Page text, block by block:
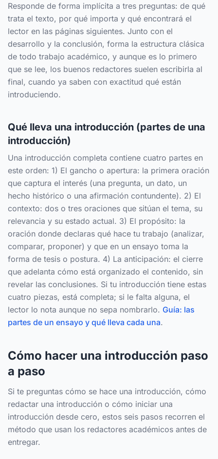
Responde de forma implícita a tres preguntas: de qué
trata el texto, por qué importa y qué encontrará el
lector en las páginas siguientes. Junto con el
desarrollo y la conclusión, forma la estructura clásica
de todo trabajo académico, y aunque es lo primero
que se lee, los buenos redactores suelen escribirla al
final, cuando ya saben con exactitud qué están
introduciendo.
Qué lleva una introducción (partes de una
introducción)
Una introducción completa contiene cuatro partes en
este orden: 1) El gancho o apertura: la primera oración
que captura el interés (una pregunta, un dato, un
hecho histórico o una afirmación contundente). 2) El
contexto: dos o tres oraciones que sitúan el tema, su
relevancia y su estado actual. 3) El propósito: la
oración donde declaras qué hace tu trabajo (analizar,
comparar, proponer) y que en un ensayo toma la
forma de tesis o postura. 4) La anticipación: el cierre
que adelanta cómo está organizado el contenido, sin
revelar las conclusiones. Si tu introducción tiene estas
cuatro piezas, está completa; si le falta alguna, el
lector lo nota aunque no sepa nombrarlo. Guía: las
partes de un ensayo y qué lleva cada una.
Cómo hacer una introducción paso
a paso
Si te preguntas cómo se hace una introducción, cómo
redactar una introducción o cómo iniciar una
introducción desde cero, estos seis pasos recorren el
método que usan los redactores académicos antes de
entregar.